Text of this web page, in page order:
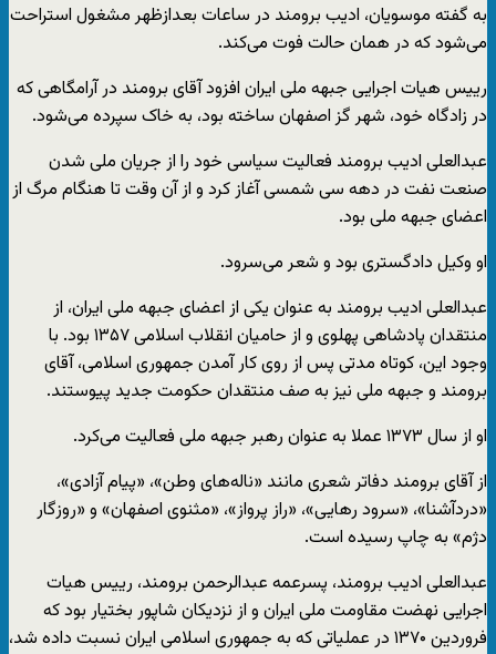
به گفته موسویان، ادیب برومند در ساعات بعدازظهر مشغول استراحت
می‌شود که در همان حالت فوت می‌کند.
رییس هیات اجرایی جبهه ملی ایران افزود آقای برومند در آرامگاهی که
در زادگاه خود، شهر گز اصفهان ساخته بود، به خاک سپرده می‌شود.
عبدالعلی ادیب برومند فعالیت سیاسی خود را از جریان ملی شدن
صنعت نفت در دهه سی شمسی آغاز کرد و از آن وقت تا هنگام مرگ از
اعضای جبهه ملی بود.
او وکیل دادگستری بود و شعر می‌سرود.
عبدالعلی ادیب برومند به عنوان یکی از اعضای جبهه ملی ایران، از
منتقدان پادشاهی پهلوی و از حامیان انقلاب اسلامی ۱۳۵۷ بود. با
وجود این، کوتاه مدتی پس از روی کار آمدن جمهوری اسلامی، آقای
برومند و جبهه ملی نیز به صف منتقدان حکومت جدید پیوستند.
او از سال ۱۳۷۳ عملا به عنوان رهبر جبهه ملی فعالیت می‌کرد.
از آقای برومند دفاتر شعری مانند «ناله‌های وطن»، «پیام آزادی»،
«دردآشنا»، «سرود رهایی»، «راز پرواز»، «مثنوی اصفهان» و «روزگار
دژم» به چاپ رسیده است.
عبدالعلی ادیب برومند، پسرعمه عبدالرحمن برومند، رییس هیات
اجرایی نهضت مقاومت ملی ایران و از نزدیکان شاپور بختیار بود که
فروردین ۱۳۷۰ در عملیاتی که به جمهوری اسلامی ایران نسبت داده شد،